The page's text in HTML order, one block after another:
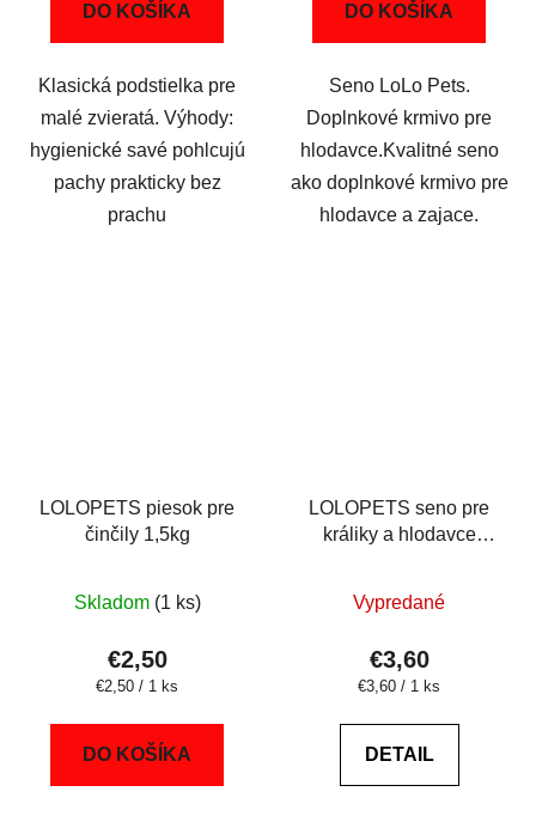
DO KOŠÍKA
Klasická podstielka pre
malé zvieratá. Výhody:
hygienické savé pohlcujú
pachy prakticky bez
prachu
DO KOŠÍKA
Seno LoLo Pets.
Doplnkové krmivo pre
hlodavce.Kvalitné seno
ako doplnkové krmivo pre
hlodavce a zajace.
LOLOPETS piesok pre
činčily 1,5kg
Skladom (1 ks)
€2,50
Jednotková
€2,50 / 1 ks
DO KOŠÍKA
LOLOPETS seno pre
králiky a hlodavce
Vypredané
€3,60
Jednotková
€3,60 / 1 ks
DETAIL